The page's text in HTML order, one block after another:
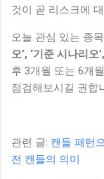
것이 곧 리스크에
오늘 관심 있는 종
오’, ‘기준 시나리오
후 3개월 또는 6개
점검해보시길 권합
관련 글: 캔들 패턴
전 캔들의 의미